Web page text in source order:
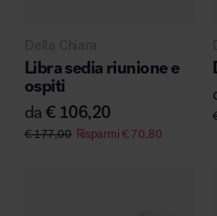
Della Chiara
Libra sedia riunione e
ospiti
da€ 106,20
€177,00 Risparmi€70,80